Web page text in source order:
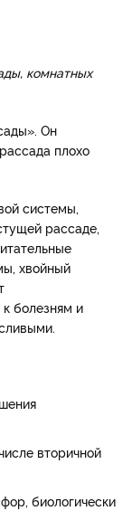
комнатных
Он
плохо
системы,
рассаде,
хвойный
болезням и
вторичной
биологически